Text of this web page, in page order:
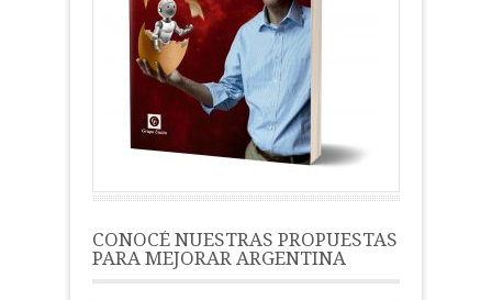
CONOCÉ NUESTRAS PROPUESTAS
PARA MEJORAR ARGENTINA